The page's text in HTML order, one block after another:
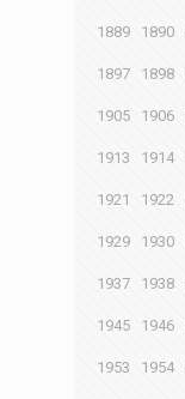
1889 1890
1897 1898
1905 1906
1913 1914
1921 1922
1929 1930
1937 1938
1945 1946
1953 1954